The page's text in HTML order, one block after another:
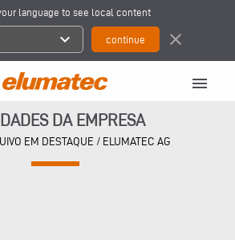
language to see local content
expand_more close
menu
DA EMPRESA
EM DESTAQUE / ELUMATEC AG